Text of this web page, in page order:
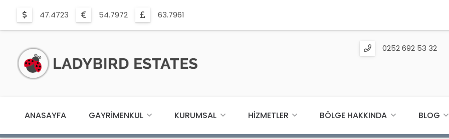
47.4723 54.7972 63.7961
0252 692 53 32
ANASAYFA GAYRIMENKUL KURUMSAL HIZMETLER BÖLGE HAKKINDA BLOG